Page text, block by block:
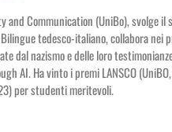
and Communication (UniBo), svolge
tedesco-italiano, collabora nei
dal nazismo e delle loro
AI. Ha vinto i premi LANSCO
per studenti meritevoli.